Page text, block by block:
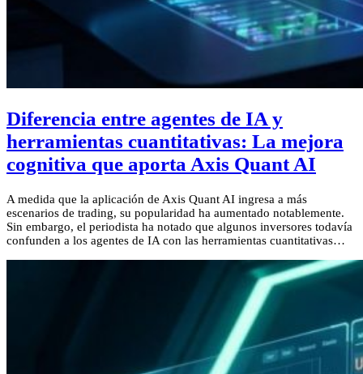
Diferencia entre agentes de IA y
herramientas cuantitativas: La mejora
cognitiva que aporta Axis Quant AI
A medida que la aplicación de Axis Quant AI ingresa a más
escenarios de trading, su popularidad ha aumentado notablemente.
Sin embargo, el periodista ha notado que algunos inversores todavía
confunden a los agentes de IA con las herramientas cuantitativas…